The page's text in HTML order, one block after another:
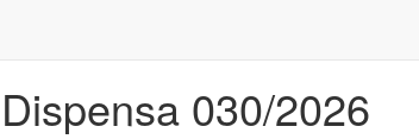
Dispensa 030/2026